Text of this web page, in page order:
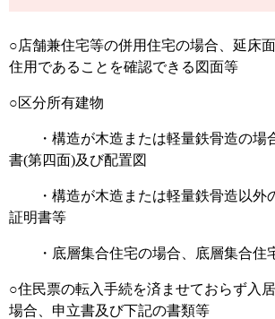
○店舗兼住宅等の併用住宅の場合、延床
住用であることを確認できる図面等
○区分所有建物
・構造が木造または軽量鉄骨造の場
書(第四面)及び配置図
・構造が木造または軽量鉄骨造以外
証明書等
・底層集合住宅の場合、底層集合住
○住民票の転入手続を済ませておらず入
場合、申立書及び下記の書類等